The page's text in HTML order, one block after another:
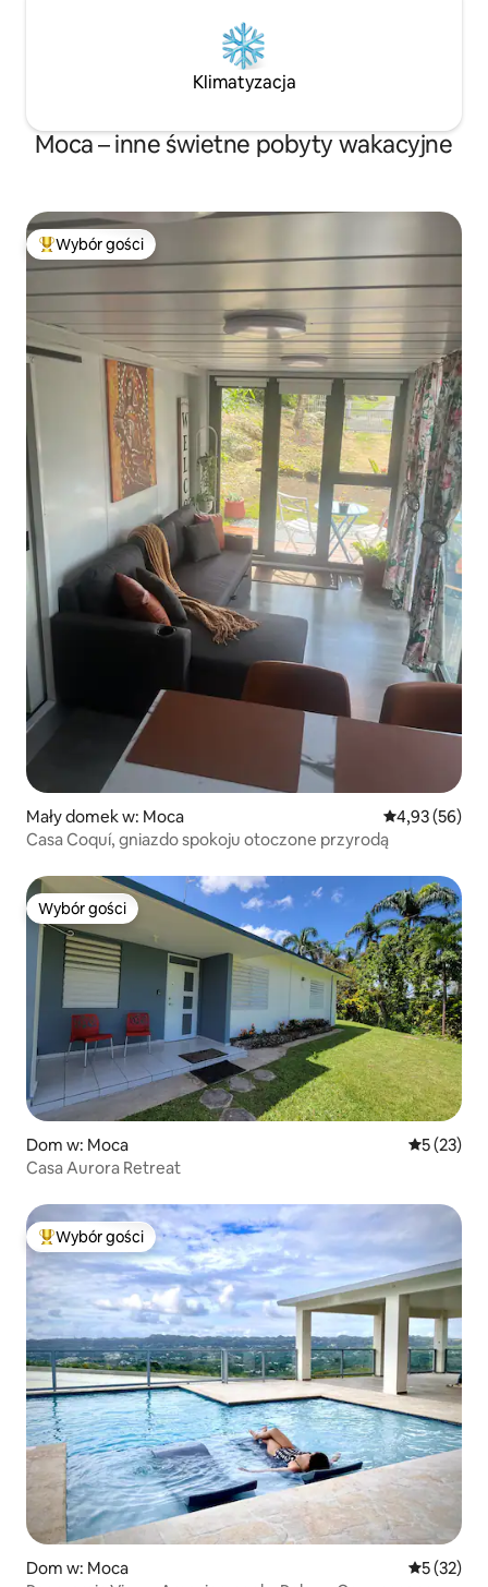
Klimatyzacja
Moca – inne świetne pobyty wakacyjne
Najpopularniejsze z kategorii Wybór gości
Wybór gości
Mały domek w: Moca Średnia
4,93 (56)
Casa Coquí, gniazdo spokoju otoczone przyrodą
Wybór gości
Wybór gości
Dom w: Moca Średnia
5 (23)
Casa Aurora Retreat
Najpopularniejsze z kategorii Wybór gości
Wybór gości
Dom w: Moca Średnia
5 (32)